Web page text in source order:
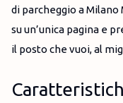
di parcheggio a
su un’unica pagina e
il posto che vuoi, al